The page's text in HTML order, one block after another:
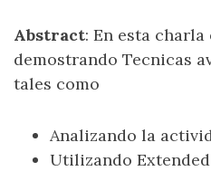
Abstract: En esta charla
demostrando Tecnicas
tales como
Analizando la
Utilizando